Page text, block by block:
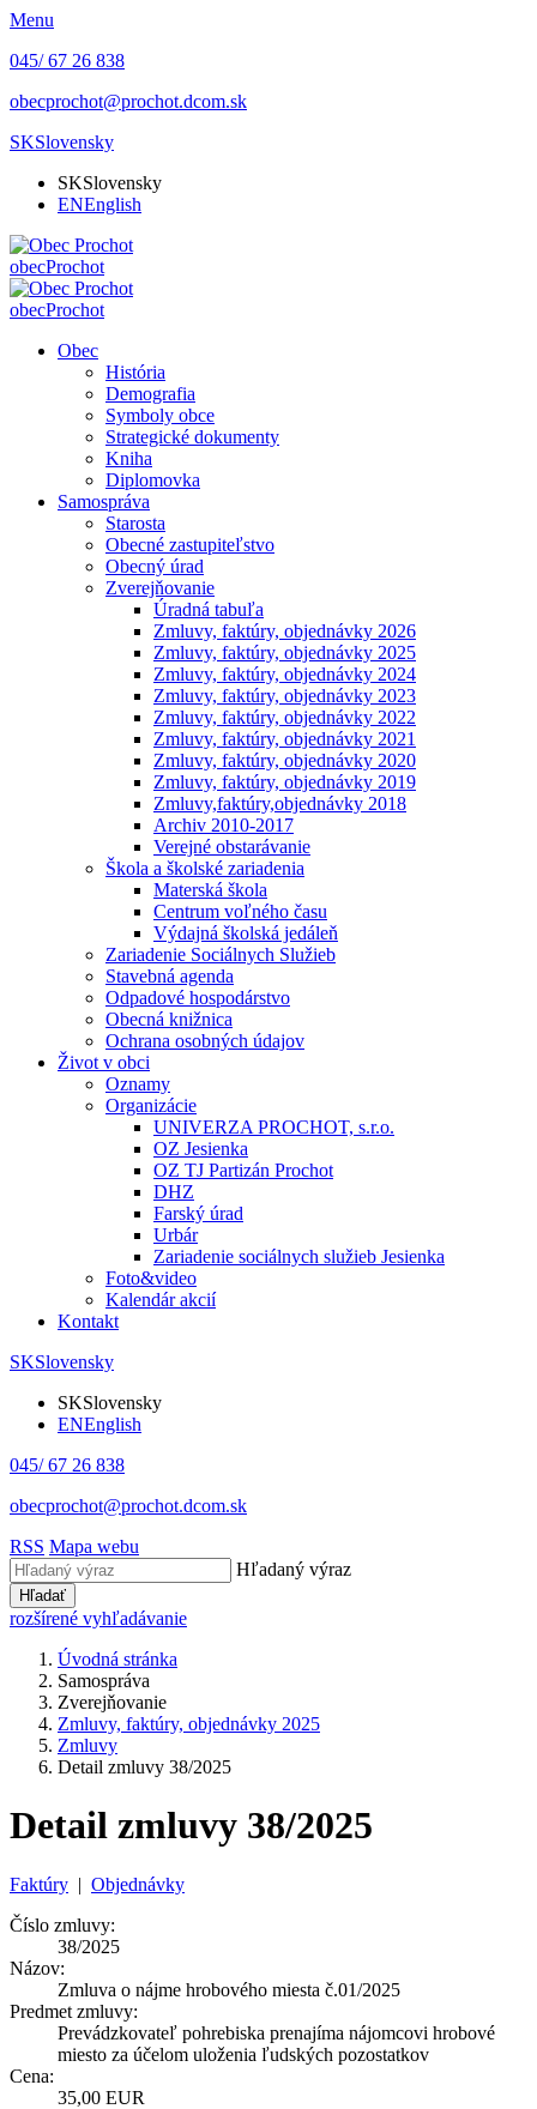
Menu
045/ 67 26 838
obecprochot@prochot.dcom.sk
SKSlovensky
SKSlovensky
ENEnglish
obecProchot
obecProchot
Obec
História
Demografia
Symboly obce
Strategické dokumenty
Kniha
Diplomovka
Samospráva
Starosta
Obecné zastupiteľstvo
Obecný úrad
Zverejňovanie
Úradná tabuľa
Zmluvy, faktúry, objednávky 2026
Zmluvy, faktúry, objednávky 2025
Zmluvy, faktúry, objednávky 2024
Zmluvy, faktúry, objednávky 2023
Zmluvy, faktúry, objednávky 2022
Zmluvy, faktúry, objednávky 2021
Zmluvy, faktúry, objednávky 2020
Zmluvy, faktúry, objednávky 2019
Zmluvy,faktúry,objednávky 2018
Archiv 2010-2017
Verejné obstarávanie
Škola a školské zariadenia
Materská škola
Centrum voľného času
Výdajná školská jedáleň
Zariadenie Sociálnych Služieb
Stavebná agenda
Odpadové hospodárstvo
Obecná knižnica
Ochrana osobných údajov
Život v obci
Oznamy
Organizácie
UNIVERZA PROCHOT, s.r.o.
OZ Jesienka
OZ TJ Partizán Prochot
DHZ
Farský úrad
Urbár
Zariadenie sociálnych služieb Jesienka
Foto&video
Kalendár akcií
Kontakt
SKSlovensky
SKSlovensky
ENEnglish
045/ 67 26 838
obecprochot@prochot.dcom.sk
RSS Mapa webu
Hľadaný výraz
Hľadať
rozšírené vyhľadávanie
Úvodná stránka
Samospráva
Zverejňovanie
Zmluvy, faktúry, objednávky 2025
Zmluvy
Detail zmluvy 38/2025
Detail zmluvy 38/2025
Faktúry | Objednávky
Číslo zmluvy:
38/2025
Názov:
Zmluva o nájme hrobového miesta č.01/2025
Predmet zmluvy:
Prevádzkovateľ pohrebiska prenajíma nájomcovi hrobové
miesto za účelom uloženia ľudských pozostatkov
Cena:
35,00 EUR